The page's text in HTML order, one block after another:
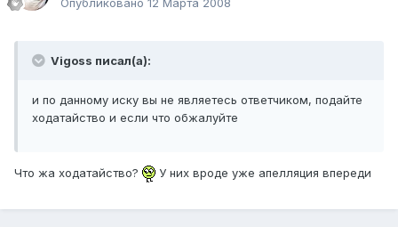
Опубликовано 12 Марта 2008
Vigoss писал(а):
и по данному иску вы не являетесь ответчиком, подайте
ходатайство и если что обжалуйте
Что жа ходатайство? У них вроде уже апелляция впереди